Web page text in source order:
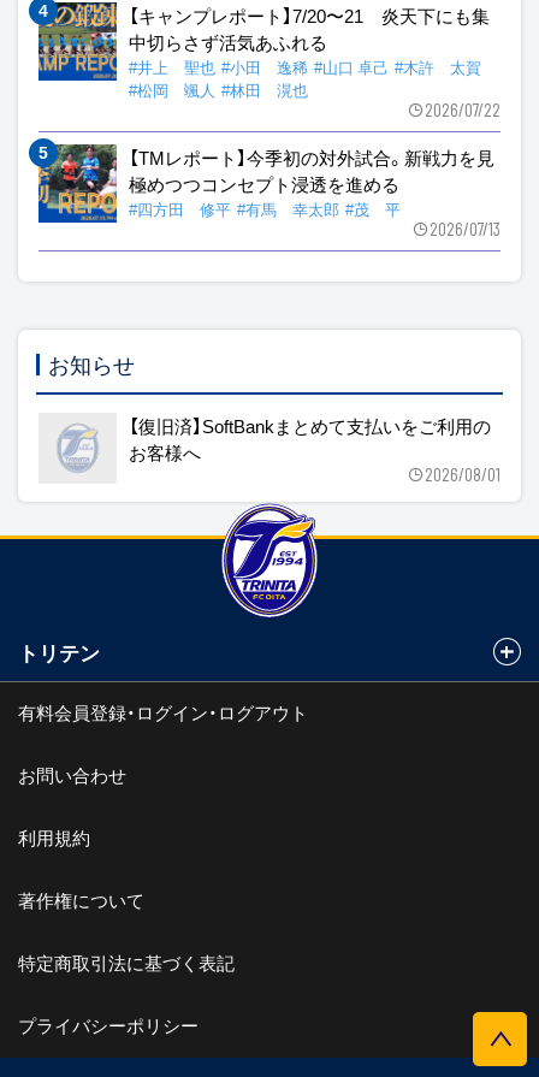
【キャンプレポート】7/20〜21 炎天下にも集
中切らさず活気あふれる
#井上 聖也 #小田 逸稀 #山口 卓己 #木許 太賀
#松岡 颯人 #林田 滉也
2026/07/22
【TMレポート】今季初の対外試合。新戦力を見
極めつつコンセプト浸透を進める
#四方田 修平 #有馬 幸太郎 #茂 平
2026/07/13
お知らせ
【復旧済】SoftBankまとめて支払いをご利用の
お客様へ
2026/08/01
トリテン
有料会員登録・ログイン・ログアウト
お問い合わせ
利用規約
著作権について
特定商取引法に基づく表記
プライバシーポリシー